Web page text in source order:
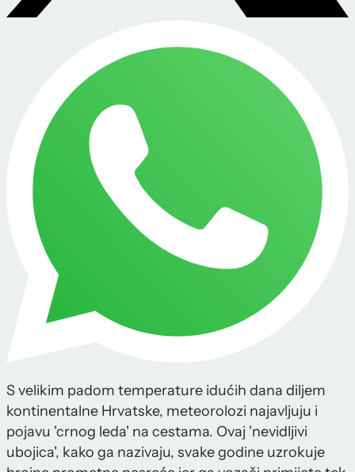
S velikim padom temperature idućih dana diljem
kontinentalne Hrvatske, meteorolozi najavljuju i
pojavu 'crnog leda' na cestama. Ovaj 'nevidljivi
ubojica', kako ga nazivaju, svake godine uzrokuje